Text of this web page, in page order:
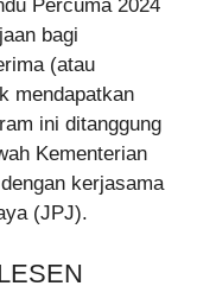
Percuma 2024
bagi
(atau
mendapatkan
ini ditanggung
Kementerian
kerjasama
(JPJ).